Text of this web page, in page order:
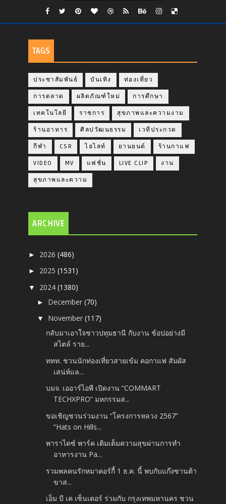
TAGS
ประชาสัมพันธ์ บันเทิง ท่องเที่ยว
การตลาด ผลิตภัณฑ์ใหม่ การศึกษา
เทคโนโลยี ราชการ สุขภาพและความงาม
ร้านอาหาร ศิลปวัฒนธรรม เวทีประกวด
กีฬา CSR ไฮไลท์ ยานยนต์ ร้านกาแฟ
VIDEO MV แฟชั่น LIVE CLIP งาน
สุขภาพและความ
ARCHIVE
► 2026(486)
► 2025(1531)
▼ 2024(1380)
► December(70)
▼ November(117)
กลับมาเอาใจชาวปทุมธานี กับงาน ช้อปอย่างมี
สไตล์ ราย...
ททท. ชวนนักท่องเที่ยวสายเข้ม คอกาแฟ สัมผัส
เสน่ห์แล...
บมจ. เออาร์ไอพี เปิดงาน “COMMART
TECHXPRO” มหกรรมส...
ขอเชิญชวนร่วมงาน “โครงการหลวง 2567”
“Hats on Hills...
พาราไดซ์ พาร์ค เติมเต็มความสุขผ่านการทำ
อาหารงาน Pa...
รวมพลคนรักหมาคอร์กี้ 1 ธ.ค. นี้ พบกับแก๊งซานต้า
ขาส...
เอ็ม บี เค เซ็นเตอร์ ร่วมกับ กรุงเทพมหานคร ชวน